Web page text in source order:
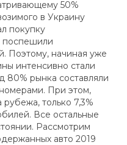
50%
в Украину
покупку
поспешили
Поэтому, начиная уже
интенсивно стали
80% рынка составляли
При этом,
только 7,3%
Все остальные
Рассмотрим
авто 2019